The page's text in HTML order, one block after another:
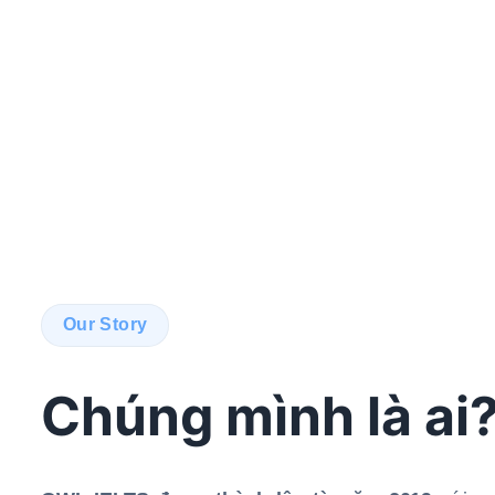
Our Story
Chúng mình là